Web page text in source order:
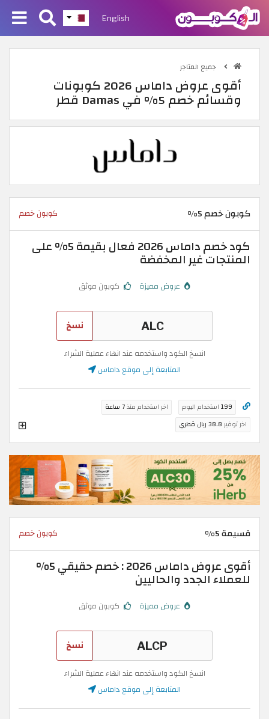
English
جميع المتاجر
أقوى عروض داماس 2026 كوبونات
وقسائم خصم 5% في Damas قطر
كوبون خصم 5% كوبون خصم
كود خصم داماس 2026 فعال بقيمة 5% على
المنتجات غير المخفضة
عروض مميزة كوبون موثق
نسخ
انسخ الكود واستخدمه عند انهاء عملية الشراء
المتابعة إلى موقع داماس
199 استخدام اليوم اخر استخدام منذ7 ساعة
اخر توفير 38.8 ريال قطري
قسيمة 5% كوبون خصم
أقوى عروض داماس 2026 : خصم حقيقي 5%
للعملاء الجدد والحاليين
عروض مميزة كوبون موثق
نسخ
انسخ الكود واستخدمه عند انهاء عملية الشراء
المتابعة إلى موقع داماس